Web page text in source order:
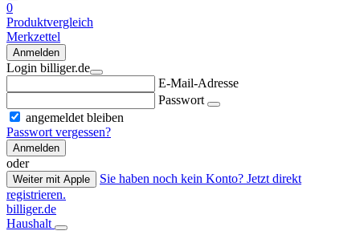
0
Produktvergleich
Merkzettel
Anmelden
Login billiger.de
E-Mail-Adresse
Passwort
angemeldet bleiben
Passwort vergessen?
Anmelden
oder
Weiter mit Apple
Sie haben noch kein Konto? Jetzt direkt
registrieren.
billiger.de
Haushalt